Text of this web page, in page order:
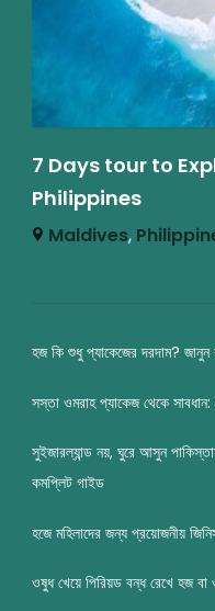
7 Days tour to
Philippines
Maldives,
হজ কি শুধু প্যাকেজের দরদাম?
সস্তা ওমরাহ প্যাকেজ থেকে
সুইজারল্যান্ড নয়, ঘুরে আসুন
কমপ্লিট গাইড
হজে মহিলাদের জন্য প্রয়োজনীয়
ওষুধ খেয়ে পিরিয়ড বন্ধ রেখে হজ বা